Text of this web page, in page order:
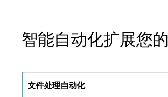
智能自动化扩展您
文件处理自动化